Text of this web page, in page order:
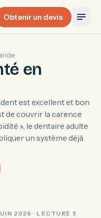
Obtenir un devis
en
est excellent et bon
de couvrir la carence
», le dentaire adulte
un système déjà
2026 · LECTURE 5